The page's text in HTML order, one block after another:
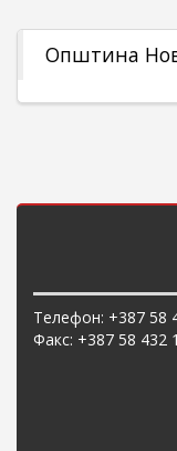
Општина
Телефон: +387 58
Факс: +387 58 432